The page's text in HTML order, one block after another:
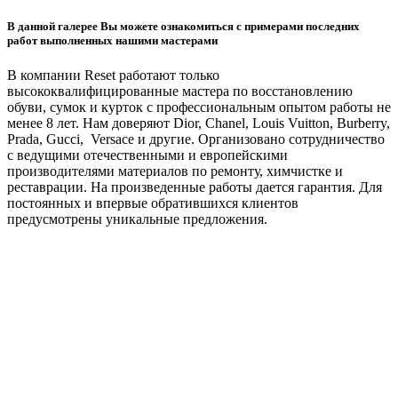
В данной галерее Вы можете ознакомиться с примерами последних
работ выполненных нашими мастерами
В компании Reset работают только
высококвалифицированные мастера по восстановлению
обуви, сумок и курток с профессиональным опытом работы не
менее 8 лет. Нам доверяют Dior, Chanel, Louis Vuitton, Burberry,
Prada, Gucci, Versace и другие. Организовано сотрудничество
с ведущими отечественными и европейскими
производителями материалов по ремонту, химчистке и
реставрации. На произведенные работы дается гарантия. Для
постоянных и впервые обратившихся клиентов
предусмотрены уникальные предложения.